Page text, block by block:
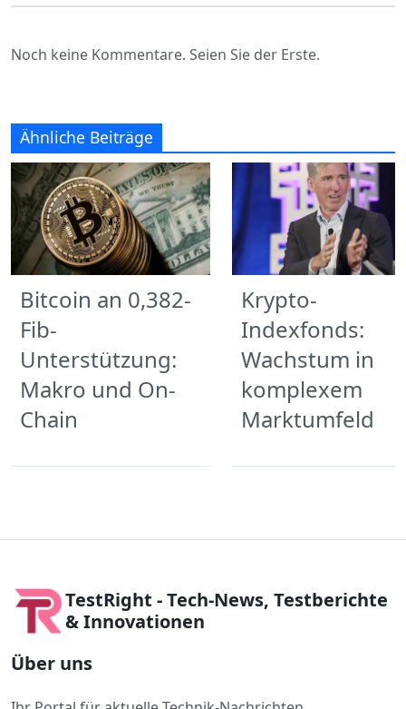
Noch keine Kommentare. Seien Sie der Erste.
Ähnliche Beiträge
Bitcoin an 0,382-
Fib-
Unterstützung:
Makro und On-
Chain
Krypto-
Indexfonds:
Wachstum in
komplexem
Marktumfeld
TestRight - Tech-News, Testberichte
& Innovationen
Über uns